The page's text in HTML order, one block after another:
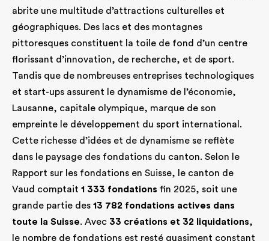
abrite une multitude d’attractions culturelles et
géographiques. Des lacs et des montagnes
pittoresques constituent la toile de fond d’un centre
florissant d’innovation, de recherche, et de sport.
Tandis que de nombreuses entreprises technologiques
et start-ups assurent le dynamisme de l’économie,
Lausanne, capitale olympique, marque de son
empreinte le développement du sport international.
Cette richesse d’idées et de dynamisme se reflète
dans le paysage des fondations du canton. Selon le
Rapport sur les fondations en Suisse, le canton de
Vaud comptait 1 333 fondations fin 2025, soit une
grande partie des 13 782 fondations actives dans
toute la Suisse. Avec 33 créations et 32 liquidations,
le nombre de fondations est resté quasiment constant